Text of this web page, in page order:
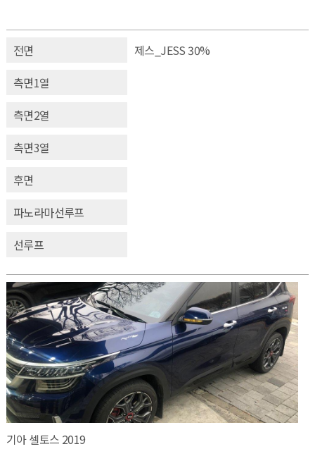
전면
제스_JESS 30%
측면1열
측면2열
측면3열
후면
파노라마선루프
선루프
기아 셀토스 2019